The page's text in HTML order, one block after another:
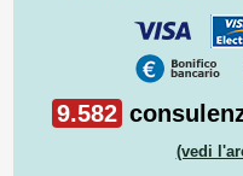
9.582
(vedi